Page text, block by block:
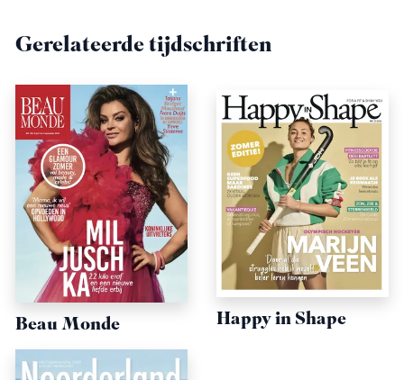
Gerelateerde tijdschriften
Beau Monde Happy in Shape